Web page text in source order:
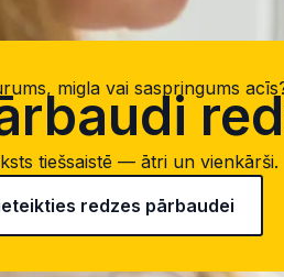
migla vai saspringums
tiešsaistē — ātri un vienkārši.
redzes pārbaudei